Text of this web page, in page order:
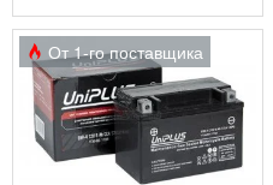
От 1-го поставщика